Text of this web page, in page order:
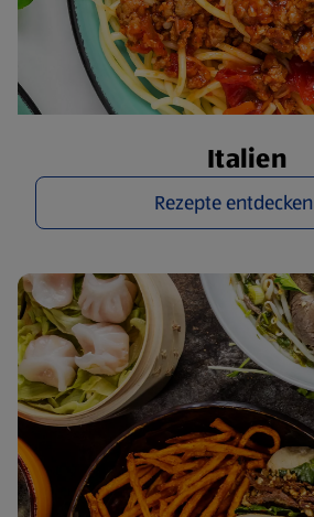
Italien
Rezepte entdecken